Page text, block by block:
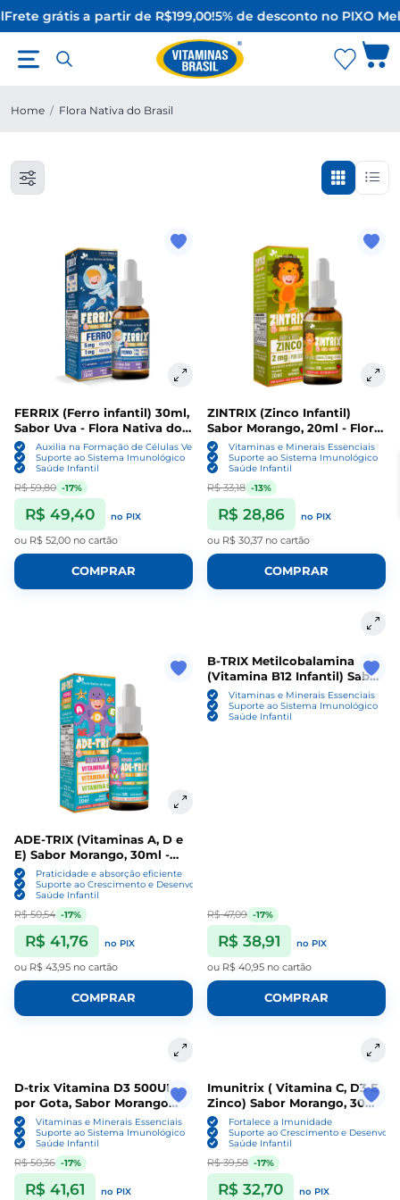
Frete grátis a partir de R$199,00!5% de desconto no PIXO
Home / Flora Nativa do Brasil
FERRIX (Ferro infantil) 30ml,
Sabor Uva - Flora Nativa do
BrasilAuxilia na Formação de Células Vermelhas
Suporte ao Sistema Imunológico
Saúde Infantil
R$ 59,80 -17%
R$ 49,40 no PIX
ou R$ 52,00 no cartão
COMPRAR
ZINTRIX (Zinco Infantil)
Sabor Morango, 20ml - Flora
Nativa do Brasil
Vitaminas e Minerais Essenciais
Suporte ao Sistema Imunológico
Saúde Infantil
R$ 33,18 -13%
R$ 28,86 no PIX
ou R$ 30,37 no cartão
COMPRAR
ADE-TRIX (Vitaminas A, D e
E) Sabor Morango, 30ml -
Flora Nativa do Brasil
Praticidade e absorção eficiente
Suporte ao Crescimento e Desenvolvimento
Saúde Infantil
R$ 50,54 -17%
R$ 41,76 no PIX
ou R$ 43,95 no cartão
COMPRAR
B-TRIX Metilcobalamina
(Vitamina B12 Infantil) Sabor
Morango, 20ml - Flora Nativa
do Brasil
Vitaminas e Minerais Essenciais
Suporte ao Sistema Imunológico
Saúde Infantil
R$ 47,09 -17%
R$ 38,91 no PIX
ou R$ 40,95 no cartão
COMPRAR
D-trix Vitamina D3 500UI
por Gota, Sabor Morango
30ml - Flora Nativa do Brasil
Vitaminas e Minerais Essenciais
Suporte ao Sistema Imunológico
Saúde Infantil
R$ 50,36 -17%
R$ 41,61 no PIX
Imunitrix ( Vitamina C, D3 E
Zinco) Sabor Morango, 30ml
- Flora Nativa do Brasil
Fortalece a Imunidade
Suporte ao Crescimento e
Saúde Infantil
R$ 39,58 -17%
R$ 32,70 no PIX